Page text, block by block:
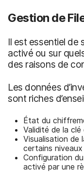
Gestion de
Il est essentiel de
activé ou sur
des raisons de
Les données
sont riches
État du
Validité de la
Visualisation de
certains niveaux
Configuration
activé par une